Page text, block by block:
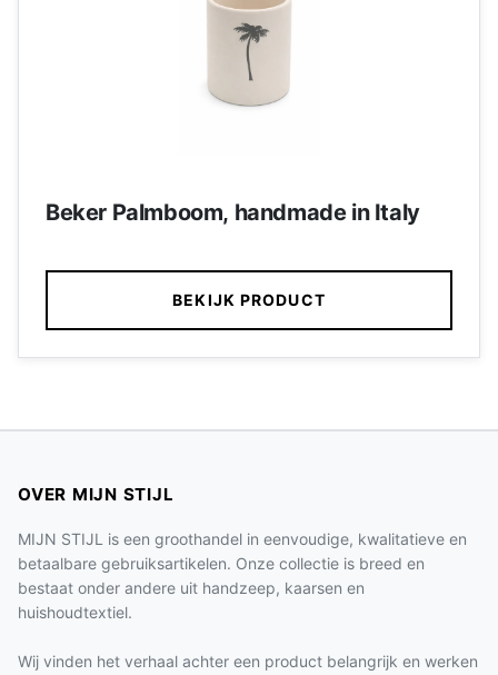
Beker Palmboom, handmade in Italy
BEKIJK PRODUCT
OVER MIJN STIJL
MIJN STIJL is een groothandel in eenvoudige, kwalitatieve en
betaalbare gebruiksartikelen. Onze collectie is breed en
bestaat onder andere uit handzeep, kaarsen en
huishoudtextiel.
Wij vinden het verhaal achter een product belangrijk en werken